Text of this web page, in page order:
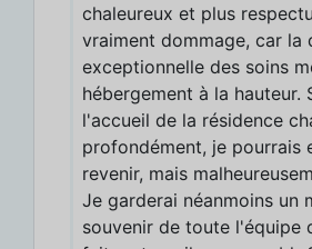
chaleureux et plus
vraiment dommage, car la
exceptionnelle des soins
hébergement à la hauteur.
l'accueil de la résidence
profondément, je pourrais
revenir, mais
Je garderai néanmoins un
souvenir de toute l'équipe